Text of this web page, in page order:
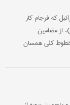
که‌ فرجام‌ کار
از مضامین‌
خطوط کلی‌ همسان‌